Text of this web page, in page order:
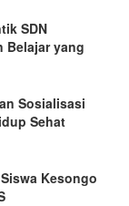
SDN
Belajar yang
Sosialisasi
Sehat
Kesongo